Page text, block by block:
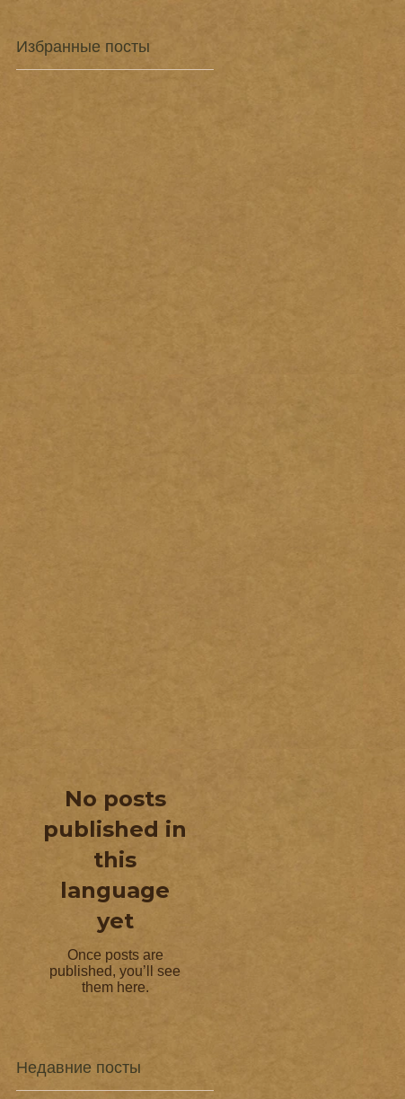
Избранные посты
No posts
published in
this
language
yet
Once posts are
published, you’ll see
them here.
Недавние посты